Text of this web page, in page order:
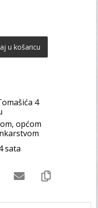
u košaricu
4
općom
sata